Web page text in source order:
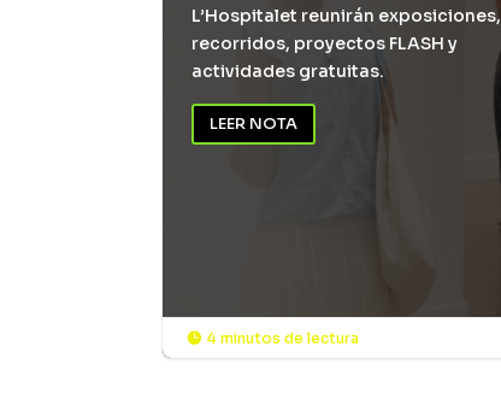
L’Hospitalet reunirán exposiciones,
recorridos, proyectos FLASH y
actividades gratuitas.
LEER NOTA
 4 minutos de lectura